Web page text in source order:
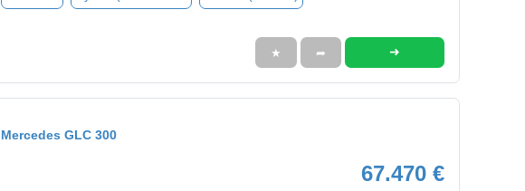
★ ➦ ➜
Mercedes GLC 300
67.470 €